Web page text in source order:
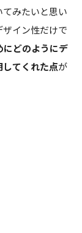
みたいと思い
イン性だけで
にどのようにデ
てくれた点が